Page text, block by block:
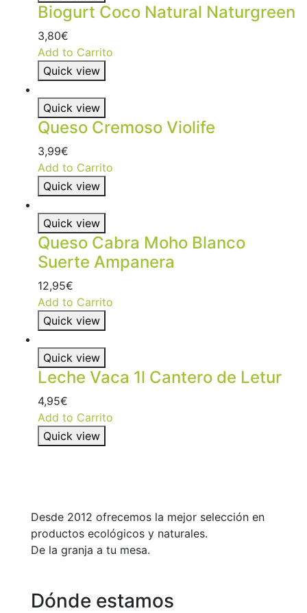
Biogurt Coco Natural Naturgreen
3,80€
Add to Carrito
Quick view
Quick view
Queso Cremoso Violife
3,99€
Add to Carrito
Quick view
Quick view
Queso Cabra Moho Blanco
Suerte Ampanera
12,95€
Add to Carrito
Quick view
Quick view
Leche Vaca 1l Cantero de Letur
4,95€
Add to Carrito
Quick view
Desde 2012 ofrecemos la mejor selección en
productos ecológicos y naturales.
De la granja a tu mesa.
Dónde estamos